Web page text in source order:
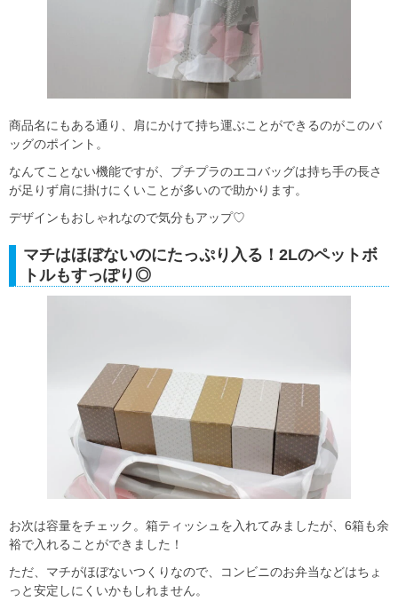
商品名にもある通り、肩にかけて持ち運ぶことができるのがこのバ
ッグのポイント。
なんてことない機能ですが、プチプラのエコバッグは持ち手の長さ
が足りず肩に掛けにくいことが多いので助かります。
デザインもおしゃれなので気分もアップ♡
マチはほぼないのにたっぷり入る！2Lのペットボ
トルもすっぽり◎
お次は容量をチェック。箱ティッシュを入れてみましたが、6箱も余
裕で入れることができました！
ただ、マチがほぼないつくりなので、コンビニのお弁当などはちょ
っと安定しにくいかもしれません。